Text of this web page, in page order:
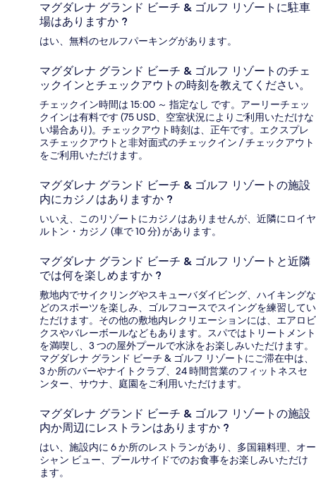
マグダレナ グランド ビーチ & ゴルフ リゾートに駐車
場はありますか ?
はい、無料のセルフパーキングがあります。
マグダレナ グランド ビーチ & ゴルフ リゾートのチェ
ックインとチェックアウトの時刻を教えてください。
チェックイン時間は 15:00 ～ 指定なし です。アーリーチェッ
クインは有料です (75 USD、空室状況によりご利用いただけな
い場合あり)。チェックアウト時刻は、正午です。エクスプレ
スチェックアウトと非対面式のチェックイン / チェックアウト
をご利用いただけます。
マグダレナ グランド ビーチ & ゴルフ リゾートの施設
内にカジノはありますか ?
いいえ、このリゾートにカジノはありませんが、近隣にロイヤ
ルトン・カジノ (車で 10 分) があります。
マグダレナ グランド ビーチ & ゴルフ リゾートと近隣
では何を楽しめますか ?
敷地内でサイクリングやスキューバダイビング、ハイキングな
どのスポーツを楽しみ、ゴルフコースでスイングを練習してい
ただけます。その他の敷地内レクリエーションには、エアロビ
クスやバレーボールなどもあります。スパではトリートメント
を満喫し、3 つの屋外プールで水泳をお楽しみいただけます。
マグダレナ グランド ビーチ & ゴルフ リゾートにご滞在中は、
3 か所のバーやナイトクラブ、24 時間営業のフィットネスセ
ンター、サウナ、庭園をご利用いただけます。
マグダレナ グランド ビーチ & ゴルフ リゾートの施設
内か周辺にレストランはありますか ?
はい、施設内に 6 か所のレストランがあり、多国籍料理、オー
シャン ビュー、プールサイドでのお食事をお楽しみいただけ
ます。